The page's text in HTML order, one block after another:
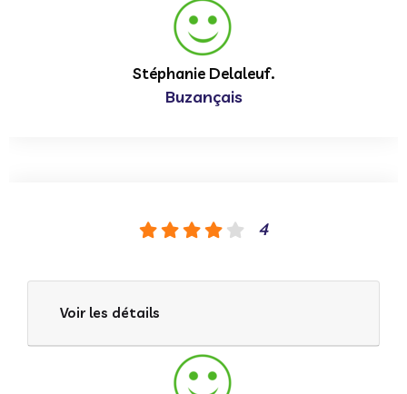
Stéphanie Delaleuf.
Buzançais
4
Voir les détails